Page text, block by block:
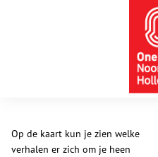
Op de kaart kun je zien welke
verhalen er zich om je heen